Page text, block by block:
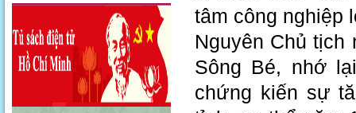
tâm công nghiệp
Nguyên Chủ
Sông Bé, nhớ
chứng kiến sự